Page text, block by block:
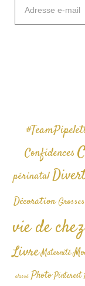
mail
Confidences
périnatal
Décoration
vie de
Livre Maternité
classé Photo Pinterest